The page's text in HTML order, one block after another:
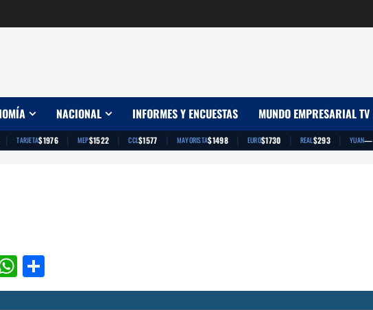
NACIONAL INFORMES Y ENCUESTAS MUNDO EMPRESARIAL TV
| TARJETA$1976 | MEP$1522 | CCL$1577 | MAYORISTA$1498 | EURO$1730 | REAL$293 | YUAN—
WhatsApp